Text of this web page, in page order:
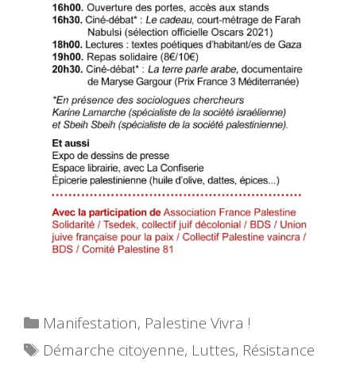
Catégories
Manifestation, Palestine Vivra !
Étiquettes
Démarche citoyenne, Luttes, Résistance